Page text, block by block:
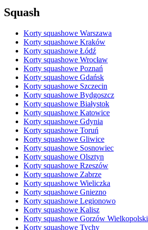
Squash
Korty squashowe Warszawa
Korty squashowe Kraków
Korty squashowe Łódź
Korty squashowe Wrocław
Korty squashowe Poznań
Korty squashowe Gdańsk
Korty squashowe Szczecin
Korty squashowe Bydgoszcz
Korty squashowe Białystok
Korty squashowe Katowice
Korty squashowe Gdynia
Korty squashowe Toruń
Korty squashowe Gliwice
Korty squashowe Sosnowiec
Korty squashowe Olsztyn
Korty squashowe Rzeszów
Korty squashowe Zabrze
Korty squashowe Wieliczka
Korty squashowe Gniezno
Korty squashowe Legionowo
Korty squashowe Kalisz
Korty squashowe Gorzów Wielkopolski
Korty squashowe Tychy